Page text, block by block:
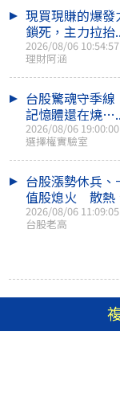
現買現賺的爆
鎖死，主力拉抬..
2026/08/06 10:54:57
理財阿涵
台股驚魂守季線
記憶體還在燒…..
2026/08/06 19:00:00
選擇權實驗室
台股漲勢休兵
值股熄火 散熱
2026/08/06 11:09:05
台股老高
認證作家|